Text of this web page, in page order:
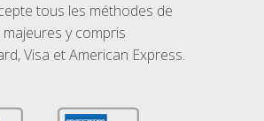
tous les méthodes de
y compris
Visa et American Express.